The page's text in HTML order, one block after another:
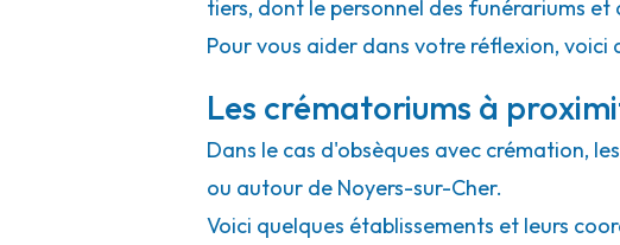
tiers, dont le personnel des funérariums et
Pour vous aider dans votre réflexion,
Les crématoriums à
Dans le cas d'obsèques avec crémation,
ou autour de Noyers-sur-Cher.
Voici quelques établissements et leurs